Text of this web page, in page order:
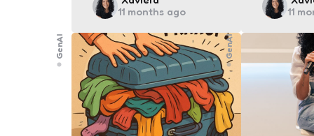
by
11 months ago
by
11
GenAI GenAI